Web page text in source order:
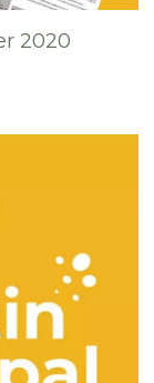
2020